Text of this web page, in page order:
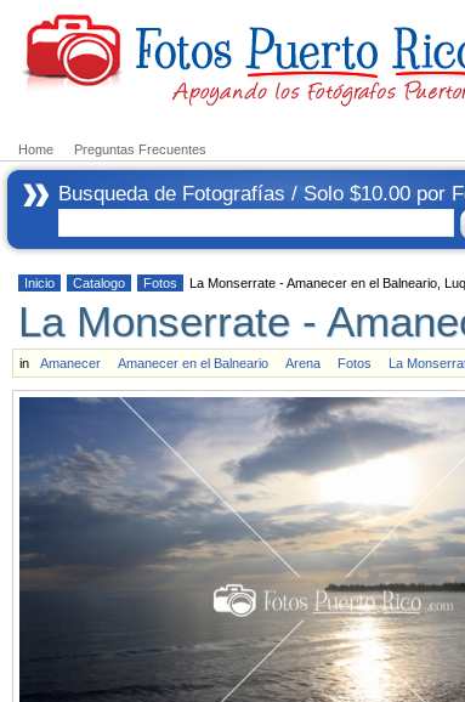
Home Preguntas Frecuentes
Busqueda de Fotografías / Solo $10.00 por
Inicio Catalogo Fotos La Monserrate - Amanecer en el Balneario,
La Monserrate -
in Amanecer Amanecer en el Balneario Arena Fotos La